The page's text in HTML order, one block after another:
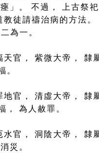
」。 不過， 上古祭
徒請禱治病的方法
為一。
官， 紫微大帝，
。
官， 清虛大帝，
， 為人赦罪。
官， 洞陰大帝，
災。